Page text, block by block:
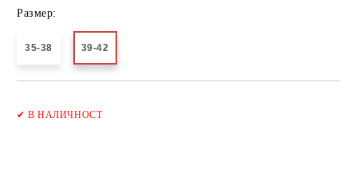
Размер:
35-38 39-42
✔В НАЛИЧНОСТ